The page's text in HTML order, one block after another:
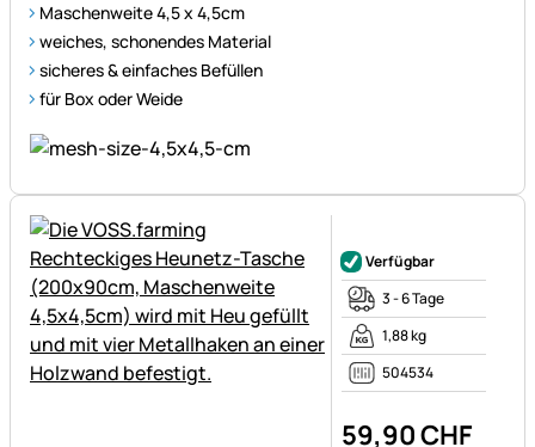
Maschenweite 4,5 x 4,5cm
weiches, schonendes Material
sicheres & einfaches Befüllen
für Box oder Weide
Verfügbar
3 - 6 Tage
1,88 kg
504534
59,90CHF